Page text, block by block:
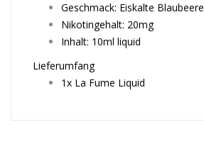
Geschmack: Eiskalte Blaubeere
Nikotingehalt: 20mg
Inhalt: 10ml liquid
Lieferumfang
1x La Fume Liquid